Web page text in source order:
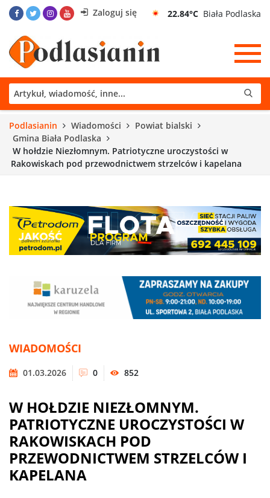
Zaloguj się 22.84°C Biała Podlaska
Podlasianin Wiadomości
Powiat bialski
Gmina Biała Podlaska
W hołdzie Niezłomnym. Patriotyczne uroczystości w
Rakowiskach pod przewodnictwem strzelców i kapelana
WIADOMOŚCI
01.03.2026 0 852
W HOŁDZIE NIEZŁOMNYM.
PATRIOTYCZNE UROCZYSTOŚCI W
RAKOWISKACH POD
PRZEWODNICTWEM STRZELCÓW I
KAPELANA